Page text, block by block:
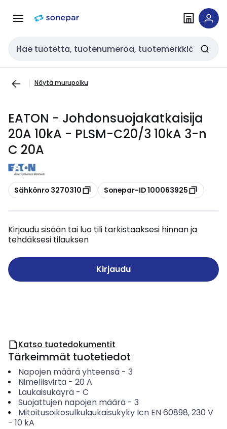
navigointiinsisältöön
Haku
Näytä murupolku
EATON - Johdonsuojakatkaisija
20A 10kA - PLSM-C20/3 10kA 3-n
C 20A
Kopioi
Sähkönro 3270310 Kopioi
Sonepar-ID 100063925
Kirjaudu sisään tai luo tili tarkistaaksesi hinnan ja
tehdäksesi tilauksen
Kirjaudu
Katso tuotedokumentit
Tärkeimmät tuotetiedot
Napojen määrä yhteensä- 3
Nimellisvirta- 20 A
Laukaisukäyrä- C
Suojattujen napojen määrä- 3
Mitoitusoikosulkulaukaisukyky Icn EN 60898, 230 V
- 10 kA